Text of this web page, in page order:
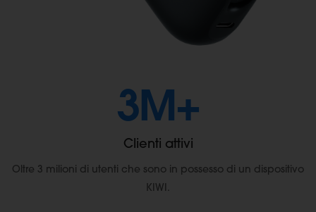
3M+
Clienti attivi
Oltre 3 milioni di utenti che sono in possesso di un dispositivo
KIWI.